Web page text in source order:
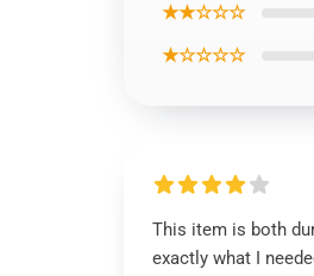
★★☆☆☆
★☆☆☆☆
This item is both
exactly what I